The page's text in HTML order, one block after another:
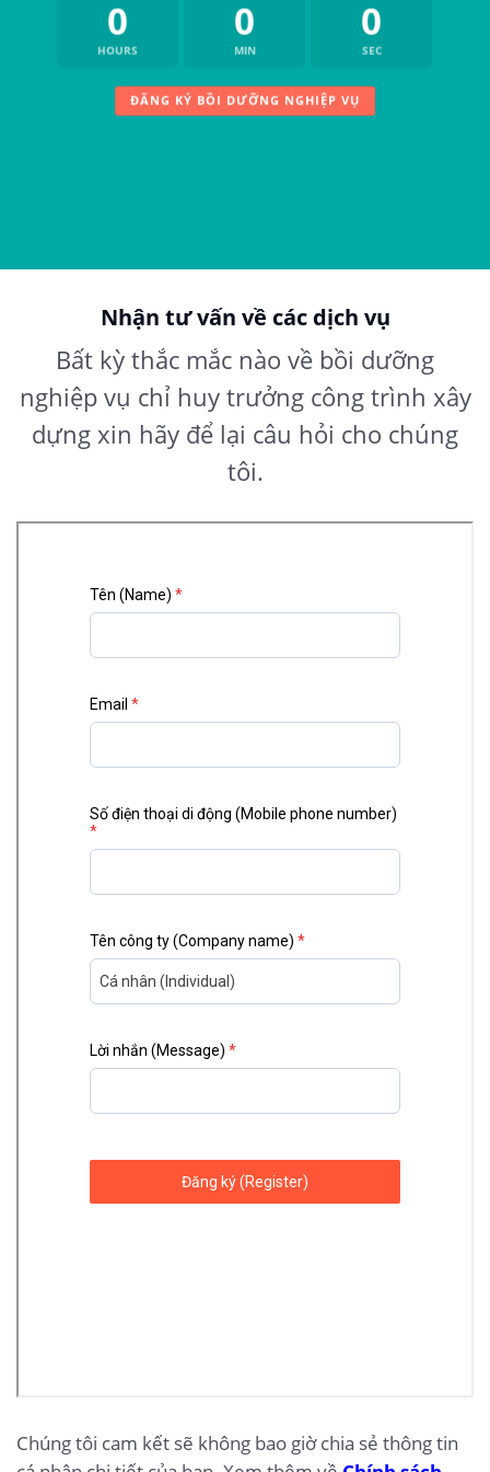
0
HOURS
0
MIN
0
SEC
ĐĂNG KÝ BỒI DƯỠNG NGHIỆP VỤ
Nhận tư vấn về các dịch vụ
Bất kỳ thắc mắc nào về bồi dưỡng
nghiệp vụ chỉ huy trưởng công trình xây
dựng xin hãy để lại câu hỏi cho chúng
tôi.
Chúng tôi cam kết sẽ không bao giờ chia sẻ thông tin